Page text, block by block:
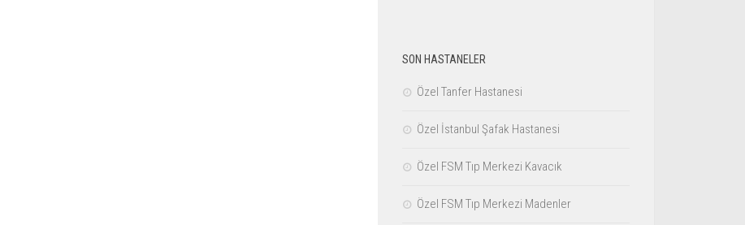
SON HASTANELER
Özel Tanfer Hastanesi
Özel İstanbul Şafak Hastanesi
Özel FSM Tıp Merkezi Kavacık
Özel FSM Tıp Merkezi Madenler